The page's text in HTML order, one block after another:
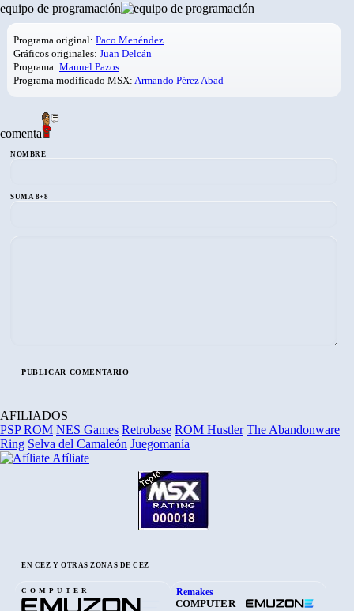
equipo de programación
Programa original: Paco Menéndez
Gráficos originales: Juan Delcán
Programa: Manuel Pazos
Programa modificado MSX: Armando Pérez Abad
comenta
NOMBRE
SUMA 8+8
AFILIADOS
PSP ROM NES Games Retrobase ROM Hustler The Abandonware
Ring Selva del Camaleón Juegomanía
Afíliate
EN CEZ Y OTRAS ZONAS DE CEZ
COMPUTER Remakes
COMPUTER